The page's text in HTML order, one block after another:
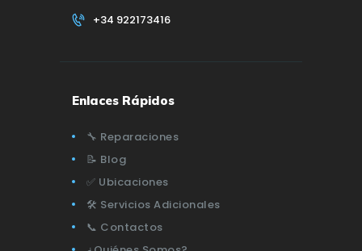
+34 922173416
Enlaces Rápidos
🔧 Reparaciones
📝 Blog
✅ Ubicaciones
🛠️ Servicios Adicionales
📞 Contactos